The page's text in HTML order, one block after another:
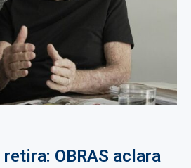
OBRAS aclara